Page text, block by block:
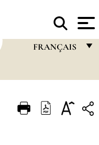
FRANÇAIS
ITALIANO